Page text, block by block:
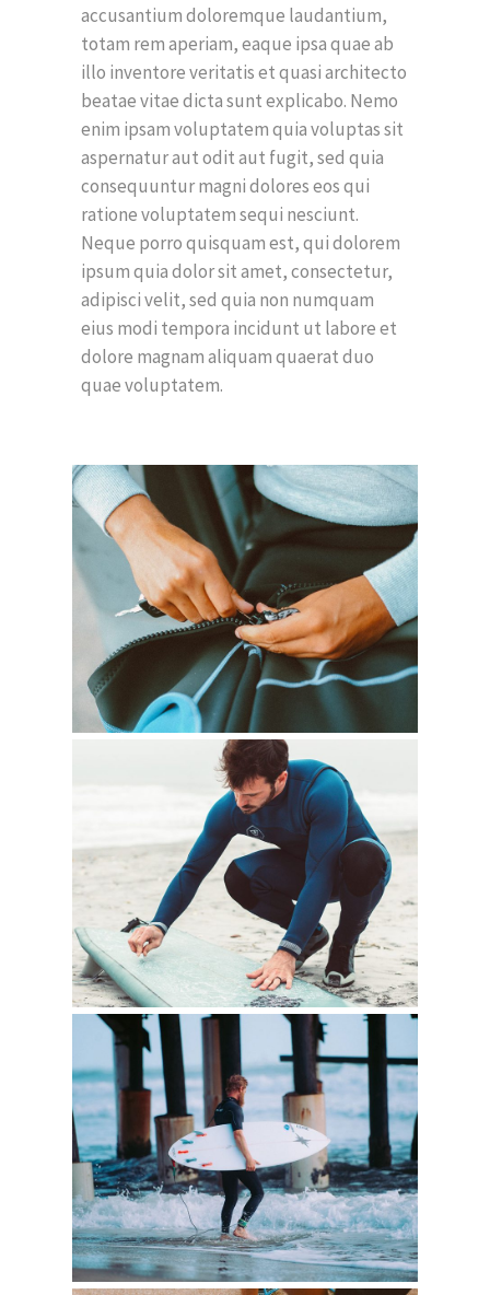
accusantium doloremque laudantium,
totam rem aperiam, eaque ipsa quae ab
illo inventore veritatis et quasi architecto
beatae vitae dicta sunt explicabo. Nemo
enim ipsam voluptatem quia voluptas sit
aspernatur aut odit aut fugit, sed quia
consequuntur magni dolores eos qui
ratione voluptatem sequi nesciunt.
Neque porro quisquam est, qui dolorem
ipsum quia dolor sit amet, consectetur,
adipisci velit, sed quia non numquam
eius modi tempora incidunt ut labore et
dolore magnam aliquam quaerat duo
quae voluptatem.